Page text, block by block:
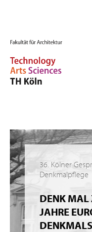
36. Kölner
Denkmalpflege
DENK MAL
JAHRE